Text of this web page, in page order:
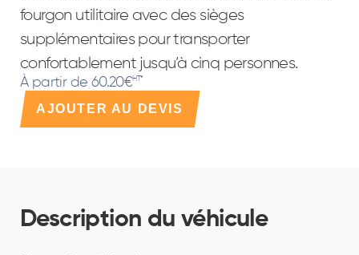
fourgon utilitaire avec des sièges
supplémentaires pour transporter
confortablement jusqu’à cinq personnes.
À partir de 60.20€HT*
AJOUTER AU DEVIS
Description du véhicule